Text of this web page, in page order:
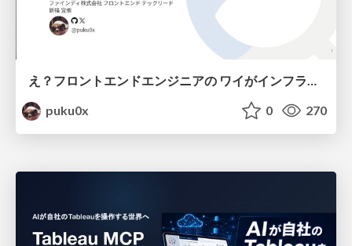
え？フロントエンドエンジニアの ワイがインフラも！？
puku0x
0 270